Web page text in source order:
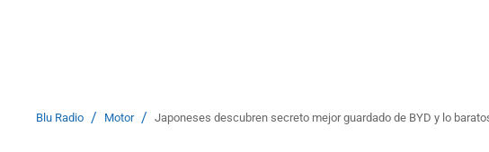
Blu Radio / Motor / Japoneses descubren secreto mejor guardado de BYD y lo